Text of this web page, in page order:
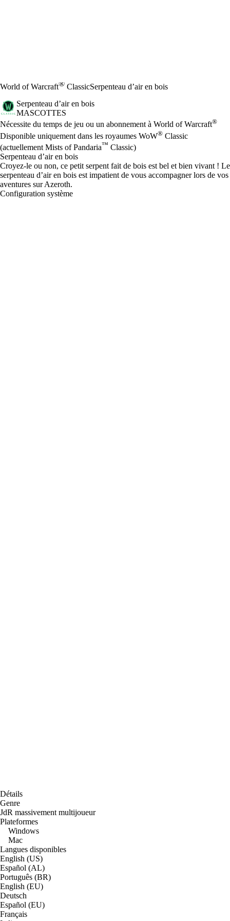
World of Warcraft® ClassicSerpenteau d’air en bois
Serpenteau d’air en bois
MASCOTTES
Prix
Available actions
Nécessite du temps de jeu ou un abonnement à World of Warcraft®
Disponible uniquement dans les royaumes WoW® Classic
(actuellement Mists of Pandaria™ Classic)
Serpenteau d’air en bois
Croyez-le ou non, ce petit serpent fait de bois est bel et bien vivant ! Le
serpenteau d’air en bois est impatient de vous accompagner lors de vos
aventures sur Azeroth.
Configuration système
Détails
Genre
JdR massivement multijoueur
Plateformes
Windows
Mac
Langues disponibles
English (US)
Español (AL)
Português (BR)
English (EU)
Deutsch
Español (EU)
Français